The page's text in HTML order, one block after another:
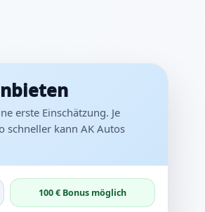
erste Einschätzung. Je
schneller kann AK Autos
100 € Bonus möglich